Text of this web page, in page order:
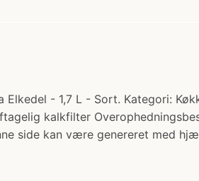
Elkedel - 1,7 L - Sort. Kategori:
kalkfilter
side kan være genereret med